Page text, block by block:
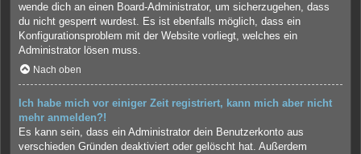
wende dich an einen Board-Administrator, um sicherzugehen, dass
du nicht gesperrt wurdest. Es ist ebenfalls möglich, dass ein
Konfigurationsproblem mit der Website vorliegt, welches ein
Administrator lösen muss.
Nach oben
Ich habe mich vor einiger Zeit registriert, kann mich aber nicht
mehr anmelden?!
Es kann sein, dass ein Administrator dein Benutzerkonto aus
verschieden Gründen deaktiviert oder gelöscht hat. Außerdem